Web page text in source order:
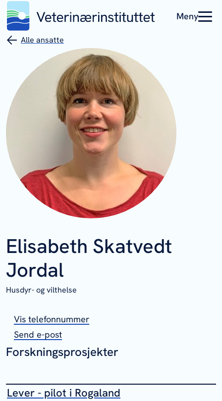
Meny
Alle ansatte
Elisabeth Skatvedt
Jordal
Husdyr- og vilthelse
Vis telefonnummer
Send e-post
Forskningsprosjekter
Lever - pilot i Rogaland